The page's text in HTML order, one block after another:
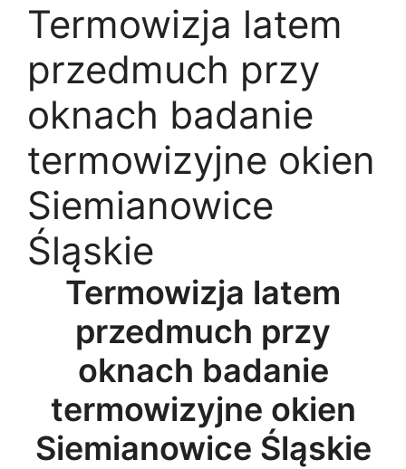
Termowizja latem
przedmuch przy
oknach badanie
termowizyjne okien
Siemianowice
Śląskie
Termowizja latem
przedmuch przy
oknach badanie
termowizyjne okien
Siemianowice Śląskie